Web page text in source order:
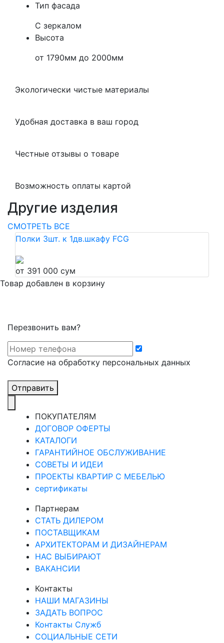
Тип фасада
С зеркалом
Высота
от 1790мм до 2000мм
Экологически чистые материалы
Удобная доставка в ваш город
Честные отзывы о товаре
Возможность оплаты картой
Другие изделия
СМОТРЕТЬ ВСЕ
Полки 3шт. к 1дв.шкафу FCG
от 391 000 сум
Товар добавлен в корзину
Перезвонить вам?
Cогласие на обработку персональных данных
Отправить
ПОКУПАТЕЛЯМ
ДОГОВОР ОФЕРТЫ
КАТАЛОГИ
ГАРАНТИЙНОЕ ОБСЛУЖИВАНИЕ
СОВЕТЫ И ИДЕИ
ПРОЕКТЫ КВАРТИР С МЕБЕЛЬЮ
сертификаты
Партнерам
СТАТЬ ДИЛЕРОМ
ПОСТАВЩИКАМ
АРХИТЕКТОРАМ И ДИЗАЙНЕРАМ
НАС ВЫБИРАЮТ
ВАКАНСИИ
Контакты
НАШИ МАГАЗИНЫ
ЗАДАТЬ ВОПРОС
Контакты Служб
СОЦИАЛЬНЫЕ СЕТИ